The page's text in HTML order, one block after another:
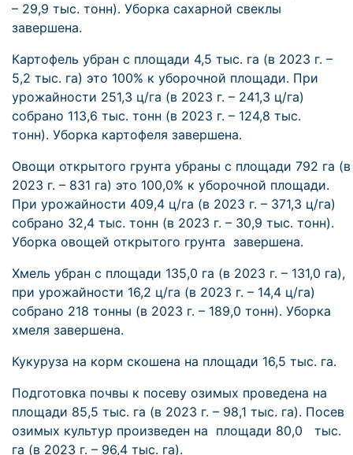
– 29,9 тыс. тонн). Уборка сахарной свеклы
завершена.
Картофель убран с площади 4,5 тыс. га (в 2023 г. –
5,2 тыс. га) это 100% к уборочной площади. При
урожайности 251,3 ц/га (в 2023 г. – 241,3 ц/га)
собрано 113,6 тыс. тонн (в 2023 г. – 124,8 тыс.
тонн). Уборка картофеля завершена.
Овощи открытого грунта убраны с площади 792 га (в
2023 г. – 831 га) это 100,0% к уборочной площади.
При урожайности 409,4 ц/га (в 2023 г. – 371,3 ц/га)
собрано 32,4 тыс. тонн (в 2023 г. – 30,9 тыс. тонн).
Уборка овощей открытого грунта завершена.
Хмель убран с площади 135,0 га (в 2023 г. – 131,0 га),
при урожайности 16,2 ц/га (в 2023 г. – 14,4 ц/га)
собрано 218 тонны (в 2023 г. – 189,0 тонн). Уборка
хмеля завершена.
Кукуруза на корм скошена на площади 16,5 тыс. га.
Подготовка почвы к посеву озимых проведена на
площади 85,5 тыс. га (в 2023 г. – 98,1 тыс. га). Посев
озимых культур произведен на площади 80,0 тыс.
га (в 2023 г. – 96,4 тыс. га).